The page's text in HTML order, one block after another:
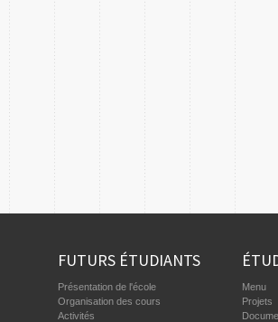
FUTURS ÉTUDIANTS
Présentation de l'école
Organisation des cours
Activités
Menu
Projets